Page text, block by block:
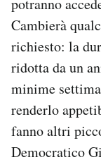
Cambierà
richiesto: la
ridotta da un
minime
renderlo
fanno altri
Democratico